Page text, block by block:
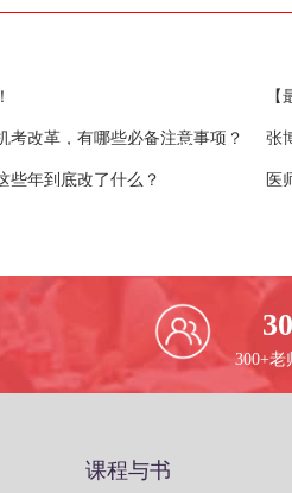
【
考改革，有哪些必备注意事项？ 张
些年到底改了什么？ 医
300+老
课程与书